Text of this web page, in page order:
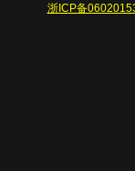
浙ICP备